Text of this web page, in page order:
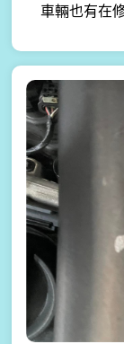
車輛也有在